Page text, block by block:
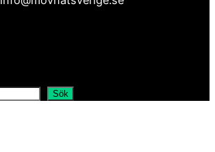
Sök